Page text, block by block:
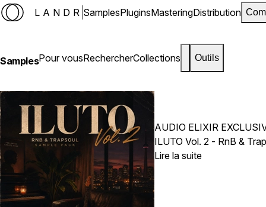
LANDR SamplesPluginsMasteringDistribution
SamplesPour vousRechercherCollections Outils
AUDIO ELIXIR
Lire la suite